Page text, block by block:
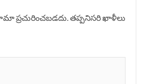
ప్రచురించబడదు.తప్పనిసరి ఖాళీలు